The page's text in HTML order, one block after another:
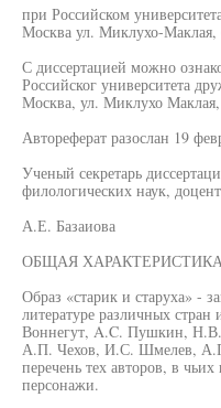
при Российском
Москва ул. Миклухо-Маклая,
С диссертацией можно
Российског университета
Москва, ул. Миклухо
Автореферат разослан 19
Ученый секретарь
филологических наук, доцент
А.Е. Базаиова
ОБЩАЯ
Образ «старик и старуха» -
литературе различных
Воннегут, A.C. Пушкин,
А.П. Чехов, И.С. Шмелев,
перечень тех авторов, в
персонажи.